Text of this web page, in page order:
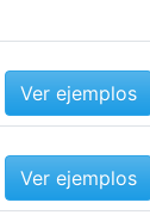
Ver ejemplos
Ver ejemplos